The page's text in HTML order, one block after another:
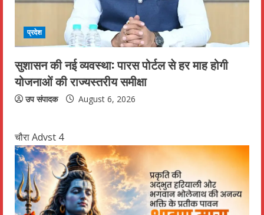
प्रदेश
सुशासन की नई व्यवस्था: पारस पोर्टल से हर माह होगी
योजनाओं की राज्यस्तरीय समीक्षा
उप संपादक August 6, 2026
चौरा Advst 4